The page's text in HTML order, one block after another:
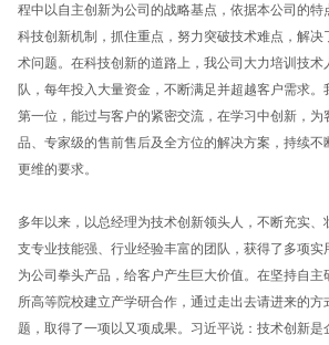
程中以自主创新为公司的战略基点，依据本公司的特
科技创新机制，抓住重点，努力突破技术难点，解决
术问题。在科技创新的道路上，我公司大力培训技术
队，每年投入大量资金，不断满足并超越客户需求。
第一位，能过与客户的紧密交流，在学习中创新，为
品、专家级的售前售后及全方位的解决方案，持续不
更维的要求。
多年以来，以总经理为技术创新领头人，不断充实
支专业技能强、行业经验丰富的团队，获得了多项实
为公司拳头产品，给客户产生巨大价值。在坚持自主
所高等院校建立产学研合作，通过走出去请进来的
题，取得了一项以又项成果。习近平说：技术创新是